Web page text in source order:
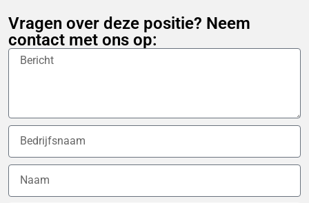
Vragen over deze positie? Neem
contact met ons op: